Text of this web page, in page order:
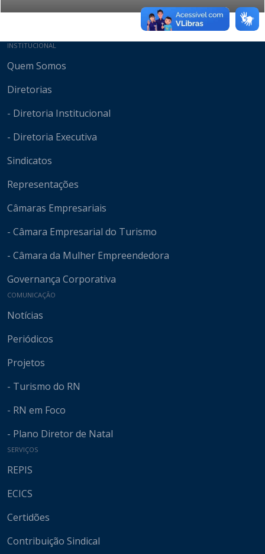
Mapa do site
INSTITUCIONAL
Quem Somos
Diretorias
- Diretoria Institucional
- Diretoria Executiva
Sindicatos
Representações
Câmaras Empresariais
- Câmara Empresarial do Turismo
- Câmara da Mulher Empreendedora
Governança Corporativa
COMUNICAÇÃO
Notícias
Periódicos
Projetos
- Turismo do RN
- RN em Foco
- Plano Diretor de Natal
SERVIÇOS
REPIS
ECICS
Certidões
Contribuição Sindical